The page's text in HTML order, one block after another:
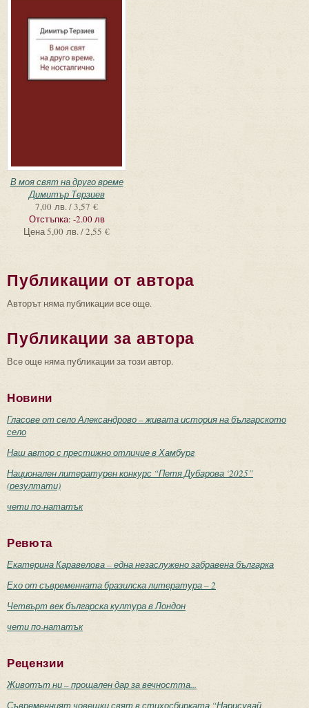
В моя свят на друго време
Димитър Терзиев
7,00 лв. / 3,57 €
Отстъпка: -2.00 лв
Цена5,00 лв. / 2,55 €
Публикации от автора
Авторът няма публикации все още.
Публикации за автора
Все още няма публикации за този автор.
Новини
Гласове от село Александрово – живата история на българското
село
Наш автор с престижно отличие в Хамбург
Национален литературен конкурс “Петя Дубарова ‘2025”
(резултати)
чети по-нататък
Ревюта
Екатерина Каравелова – една незаслужено забравена българка
Ехо от съвременната бразилска литература – 2
Четвърт век българска култура в Лондон
чети по-нататък
Рецензии
Животът ни – прощален дар за вечността...
Съвременният човешки свят в стихосбирката “Нарисувай